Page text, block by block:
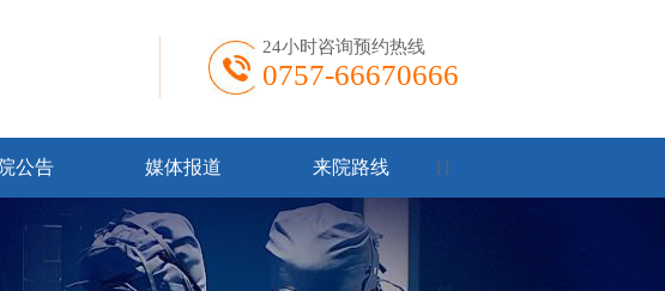
24小时咨询预约热线
0757-66670666
}
公告 }
媒体报道 来院路线